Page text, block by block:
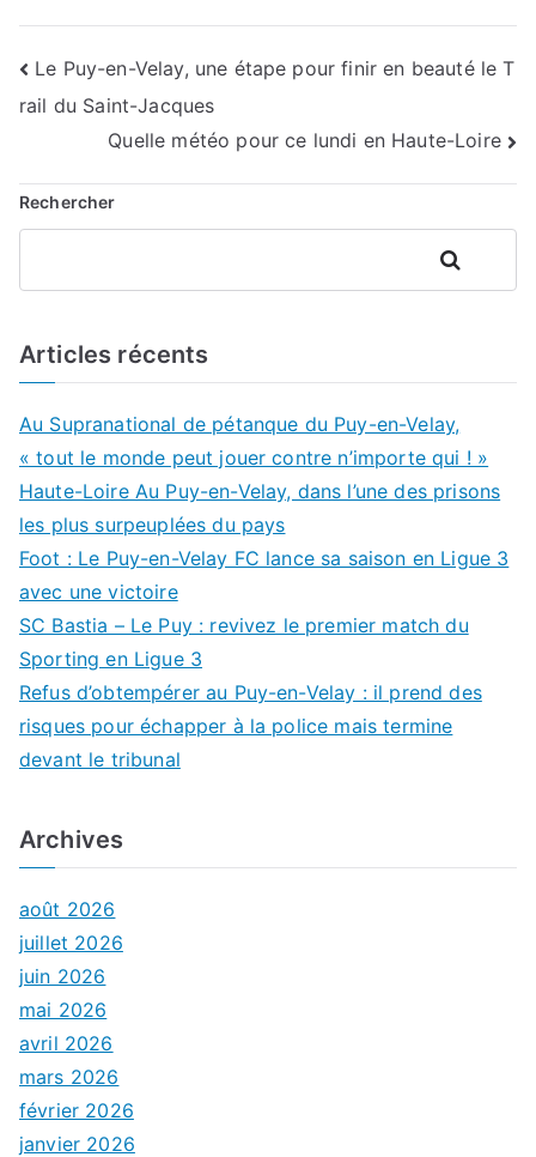
Navigation
de
l’article
Le Puy-en-Velay, une étape pour finir en beauté le T
rail du Saint-Jacques
Quelle météo pour ce lundi en Haute-Loire
Rechercher
Rechercher
Articles récents
Au Supranational de pétanque du Puy-en-Velay,
« tout le monde peut jouer contre n’importe qui ! »
Haute-Loire Au Puy-en-Velay, dans l’une des prisons
les plus surpeuplées du pays
Foot : Le Puy-en-Velay FC lance sa saison en Ligue 3
avec une victoire
SC Bastia – Le Puy : revivez le premier match du
Sporting en Ligue 3
Refus d’obtempérer au Puy-en-Velay : il prend des
risques pour échapper à la police mais termine
devant le tribunal
Archives
août 2026
juillet 2026
juin 2026
mai 2026
avril 2026
mars 2026
février 2026
janvier 2026